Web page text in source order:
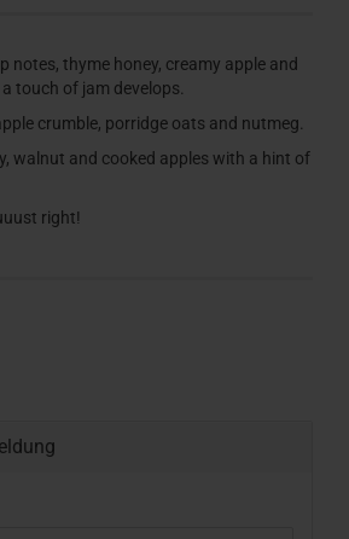
notes, thyme honey, creamy apple and
touch of jam develops.
crumble, porridge oats and nutmeg.
walnut and cooked apples with a hint of
right!